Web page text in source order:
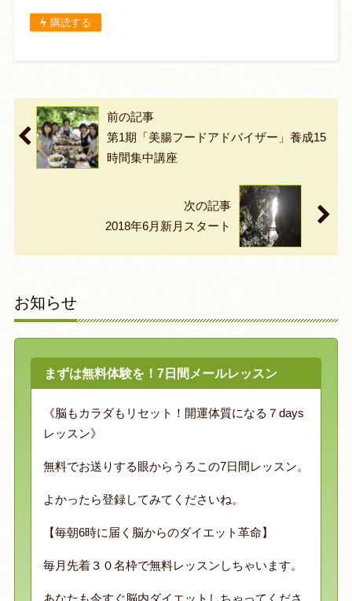
購読する
前の記事
第1期「美腸フードアドバイザー」養成15
時間集中講座
次の記事
2018年6月新月スタート
お知らせ
まずは無料体験を！7日間メールレッスン
《脳もカラダもリセット！開運体質になる７days
レッスン》
無料でお送りする眼からうろこの7日間レッスン。
よかったら登録してみてくださいね。
【毎朝6時に届く脳からのダイエット革命】
毎月先着３０名枠で無料レッスンしちゃいます。
あなたも今すぐ脳内ダイエットしちゃってくださ